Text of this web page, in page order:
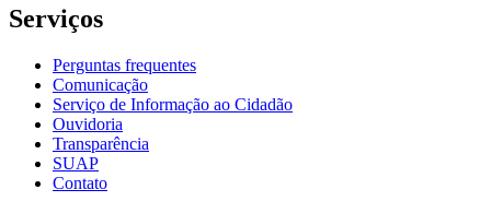
Serviços
Perguntas frequentes
Comunicação
Serviço de Informação ao Cidadão
Ouvidoria
Transparência
SUAP
Contato